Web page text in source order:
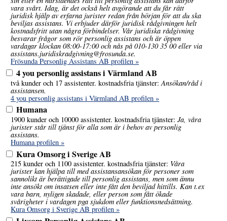
vara svårt. Idag, är det också helt avgörande att du får rätt
juridisk hjälp av erfarna jurister redan från början för att du ska
beviljas assistans. Vi erbjuder därför juridisk rådgivningen helt
kostnadsfritt utan några förbindelser. Vår juridiska rådgivning
besvarar frågor som rör personlig assistans och är öppen
vardagar klockan 08:00-17:00 och nås på 010-130 35 00 eller via
assistans.juridiskradgivning@frosunda.se.
Frösunda Personlig Assistans AB profilen »
4 you personlig assistans i Värmland AB
två kunder och 17 assistenter. kostnadsfria tjänster:Ansökan/råd i
assistansen.
4 you personlig assistans i Värmland AB profilen »
Humana
1900 kunder och 10000 assistenter. kostnadsfria tjänster:Ja, våra
jurister står till tjänst för alla som är i behov av personlig
assistans.
Humana profilen »
Kura Omsorg i Sverige AB
215 kunder och 1100 assistenter. kostnadsfria tjänster: Våra
jurister kan hjälpa till med assistansansökan för personer som
sannolikt är berättigade till personlig assistans, men som ännu
inte ansökt om insatsen eller inte fått den beviljad hittills. Kan t.ex
vara barn, nyligen skadade, eller person som fått ökade
svårigheter i vardagen pga sjukdom eller funktionsnedsättning.
Kura Omsorg i Sverige AB profilen »